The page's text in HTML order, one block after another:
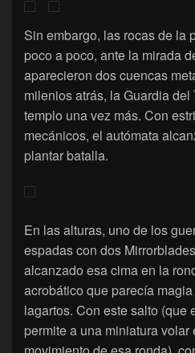
Sin embargo, las rocas de la
poco a poco, ante la mirada
aparecieron dos cuencas
milenios atrás, la Guardia
templo una vez más. Con
mecánicos, el autómata
plantar batalla.
En las alturas, uno de los
espadas con dos
alcanzado esa cima en la
acrobático que parecía
lagartos. Con este salto (que
permite a una miniatura